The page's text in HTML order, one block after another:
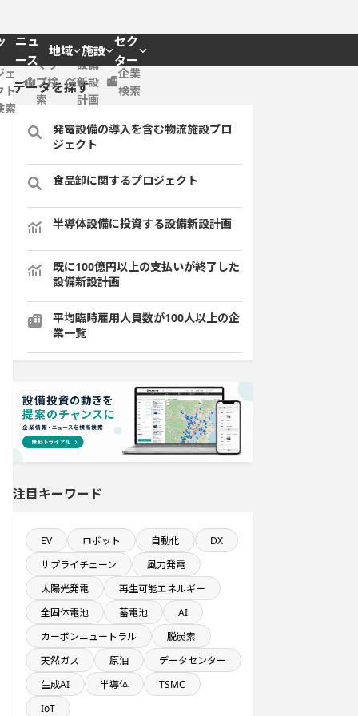
ニュ
ース
地域 施設
セク
ター
ェ
ト
索
マッ
プ検
索
設備
新設
計画
企業
検索
データを探す
発電設備の導入を含む物流施設プロ
ジェクト
食品卸に関するプロジェクト
半導体設備に投資する設備新設計画
既に100億円以上の支払いが終了した
設備新設計画
平均臨時雇用人員数が100人以上の企
業一覧
以上投資する設備新設計画
完成から約10年経過プロジェクト
情報通信事業を営む会社で10億円以
上投資する設備新設計画
関東地方で投資額10億円以上プロジ
ェクト
年間設備投資額が100億円以上の企業
一覧
直近3か月以内に完成プロジェクト
注目キーワード
EV ロボット 自動化
DX
サプライチェーン
風力発電
太陽光発電
再生可能エネルギー
全固体電池
蓄電池
AI
カーボンニュートラル
脱炭素
天然ガス
原油
データセンター
生成AI
半導体
TSMC
IoT